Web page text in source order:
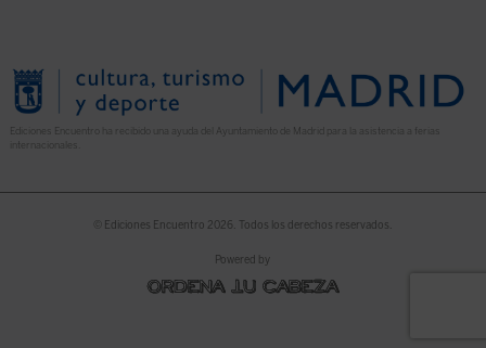
Ediciones Encuentro ha recibido una ayuda del Ayuntamiento de Madrid para la asistencia a ferias
© Ediciones Encuentro 2026. Todos los derechos reservados.
Powered by